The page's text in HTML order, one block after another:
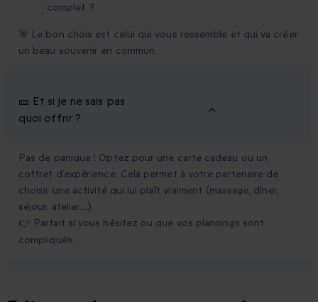
complet ?
🎯 Le bon choix est celui qui vous ressemble et qui va créer
un beau souvenir en commun.
🎫 Et si je ne sais pas
quoi offrir ?
Pas de panique ! Optez pour une carte cadeau ou un
coffret d’expérience. Cela permet à votre partenaire de
choisir une activité qui lui plaît vraiment (massage, dîner,
séjour, atelier…)
👉 Parfait si vous hésitez ou que vos plannings sont
compliqués.